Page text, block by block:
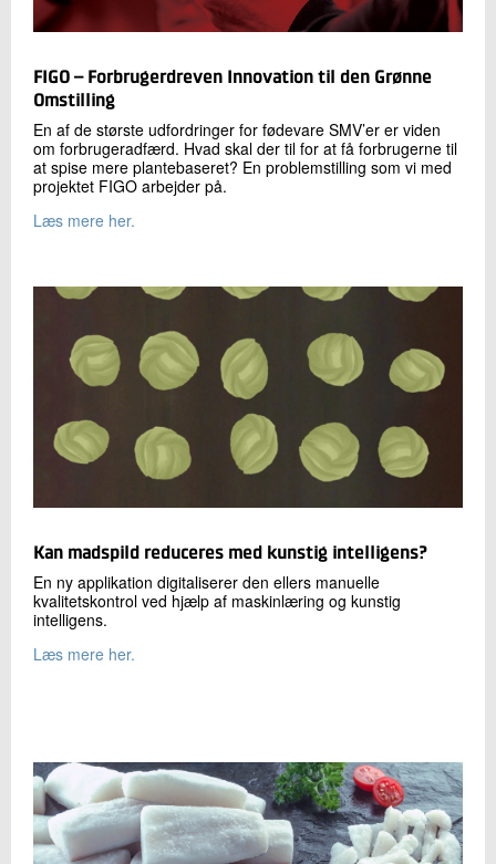
FIGO – Forbrugerdreven Innovation til den Grønne
Omstilling
En af de største udfordringer for fødevare SMV’er er viden
om forbrugeradfærd. Hvad skal der til for at få forbrugerne til
at spise mere plantebaseret? En problemstilling som vi med
projektet FIGO arbejder på.
Læs mere her.
Kan madspild reduceres med kunstig intelligens?
En ny applikation digitaliserer den ellers manuelle
kvalitetskontrol ved hjælp af maskinlæring og kunstig
intelligens.
Læs mere her.